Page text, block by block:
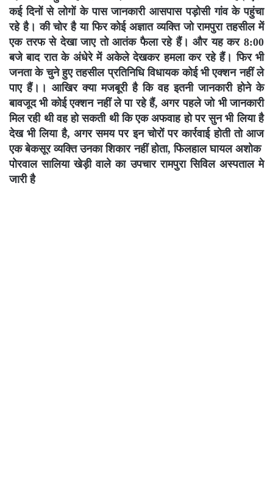
कई दिनों से लोगों के पास जानकारी आसपास पड़ोसी गांव के पहुंचा
रहे है। की चोर है या फिर कोई अज्ञात व्यक्ति जो रामपुरा तहसील में
एक तरफ से देखा जाए तो आतंक फैला रहे हैं। और यह कर 8:00
बजे बाद रात के अंधेरे में अकेले देखकर हमला कर रहे हैं। फिर भी
जनता के चुने हुए तहसील प्रतिनिधि विधायक कोई भी एक्शन नहीं ले
पाए हैं।। आखिर क्या मजबूरी है कि वह इतनी जानकारी होने के
बावजूद भी कोई एक्शन नहीं ले पा रहे हैं, अगर पहले जो भी जानकारी
मिल रही थी वह हो सकती थी कि एक अफवाह हो पर सुन भी लिया है
देख भी लिया है, अगर समय पर इन चोरों पर कार्रवाई होती तो आज
एक बेकसूर व्यक्ति उनका शिकार नहीं होता, फिलहाल घायल अशोक
पोरवाल सालिया खेड़ी वाले का उपचार रामपुरा सिविल अस्पताल मे
जारी है